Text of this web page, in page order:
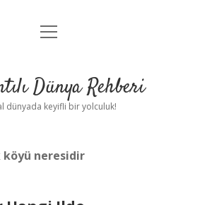
Anasayfa
Yasal Uyarı
menüyü
Dünya Rehberi
dünyada keyifli bir yolculuk!
köyü neresidir